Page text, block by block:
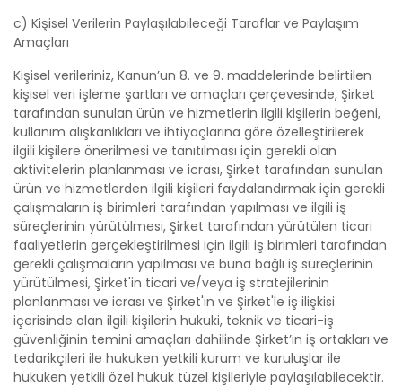
c) Kişisel Verilerin Paylaşılabileceği Taraflar ve Paylaşım
Amaçları
Kişisel verileriniz, Kanun’un 8. ve 9. maddelerinde belirtilen
kişisel veri işleme şartları ve amaçları çerçevesinde, Şirket
tarafından sunulan ürün ve hizmetlerin ilgili kişilerin beğeni,
kullanım alışkanlıkları ve ihtiyaçlarına göre özelleştirilerek
ilgili kişilere önerilmesi ve tanıtılması için gerekli olan
aktivitelerin planlanması ve icrası, Şirket tarafından sunulan
ürün ve hizmetlerden ilgili kişileri faydalandırmak için gerekli
çalışmaların iş birimleri tarafından yapılması ve ilgili iş
süreçlerinin yürütülmesi, Şirket tarafından yürütülen ticari
faaliyetlerin gerçekleştirilmesi için ilgili iş birimleri tarafından
gerekli çalışmaların yapılması ve buna bağlı iş süreçlerinin
yürütülmesi, Şirket'in ticari ve/veya iş stratejilerinin
planlanması ve icrası ve Şirket'in ve Şirket'le iş ilişkisi
içerisinde olan ilgili kişilerin hukuki, teknik ve ticari-iş
güvenliğinin temini amaçları dahilinde Şirket’in iş ortakları ve
tedarikçileri ile hukuken yetkili kurum ve kuruluşlar ile
hukuken yetkili özel hukuk tüzel kişileriyle paylaşılabilecektir.